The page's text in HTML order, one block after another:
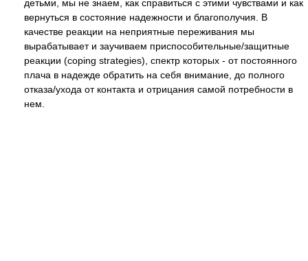
детьми, мы не знаем, как справиться с этими чувствами и как
вернуться в состояние надежности и благополучия. В
качестве реакции на неприятные переживания мы
вырабатывает и заучиваем приспособительные/защитные
реакции (coping strategies), спектр которых - от постоянного
плача в надежде обратить на себя внимание, до полного
отказа/ухода от контакта и отрицания самой потребности в
нем.